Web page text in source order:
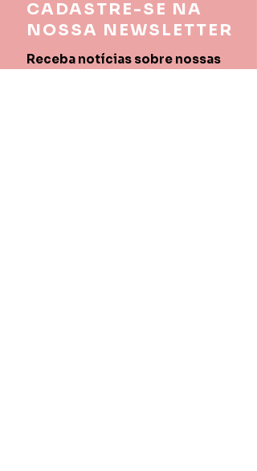
CADASTRE-SE NA
NOSSA NEWSLETTER
Receba notícias sobre nossas